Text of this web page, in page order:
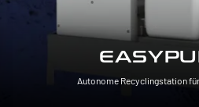
Autonome Recyclingstation